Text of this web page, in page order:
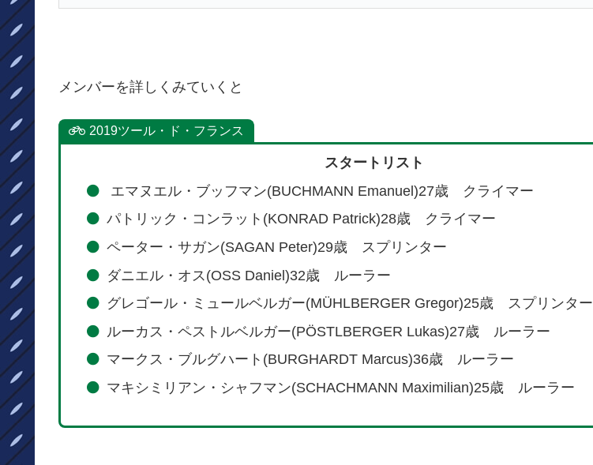
メンバーを詳しくみていくと
2019ツール・ド・フランス
スタートリスト
エマヌエル・ブッフマン(BUCHMANN Emanuel)27歳 クライマー
パトリック・コンラット(KONRAD Patrick)28歳 クライマー
ペーター・サガン(SAGAN Peter)29歳 スプリンター
ダニエル・オス(OSS Daniel)32歳 ルーラー
グレゴール・ミュールベルガー(MÜHLBERGER Gregor)25歳 スプリンター
ルーカス・ペストルベルガー(PÖSTLBERGER Lukas)27歳 ルーラー
マークス・ブルグハート(BURGHARDT Marcus)36歳 ルーラー
マキシミリアン・シャフマン(SCHACHMANN Maximilian)25歳 ルーラー